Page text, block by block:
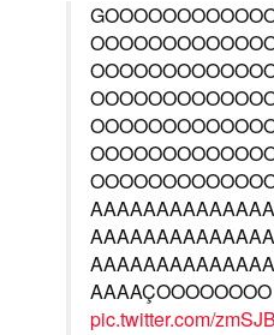
AAAAÇOOOOOOOO
pic.twitter.com/